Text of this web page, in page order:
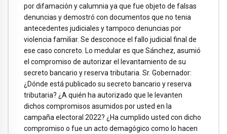
por difamación y calumnia ya que fue objeto de falsas
denuncias y demostró con documentos que no tenia
antecedentes judiciales y tampoco denuncias por
violencia familiar. Se desconoce el fallo judicial final de
ese caso concreto. Lo medular es que Sánchez, asumió
el compromiso de autorizar el levantamiento de su
secreto bancario y reserva tributaria. Sr. Gobernador:
¿Dónde está publicado su secreto bancario y reserva
tributaria? ¿A quién ha autorizado que le levanten
dichos compromisos asumidos por usted en la
campaña electoral 2022? ¿Ha cumplido usted con dicho
compromiso o fue un acto demagógico como lo hacen